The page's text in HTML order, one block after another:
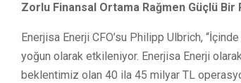
Zorlu Finansal Ortama Rağmen Güçlü
Enerjisa Enerji CFO’su Philipp Ulbrich,
yoğun olarak etkileniyor. Enerjisa Enerji
beklentimiz olan 40 ila 45 milyar TL